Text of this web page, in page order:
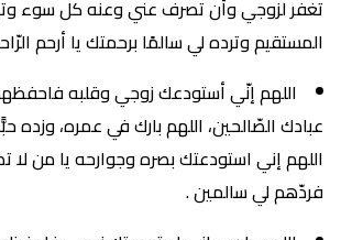
تغفر لزوجي وأن تصرف عني وعنه كل سوء
المستقيم وترده لي سالمًا برحمتك يا أرحم
اللهم إنّي أستودعك زوجي وقلبه
عبادك الصّالحين، اللهم بارك في عمره، وزده
اللهم إني استودعتك بصره وجوارحه يا من لا
فردّهم لي سالمين .